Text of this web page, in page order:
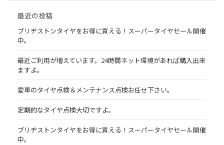
最近の投稿
ブリヂストンタイヤをお得に買える！スーパータイヤセール開催
中。
最近ご利用が増えています。24時間ネット環境があれば購入出来
ますよ。
愛車のタイヤ点検＆メンテナンス点検お任せ下さい。
定期的なタイヤ点検大切ですよ。
ブリヂストンタイヤをお得に買える！スーパータイヤセール開催
中。